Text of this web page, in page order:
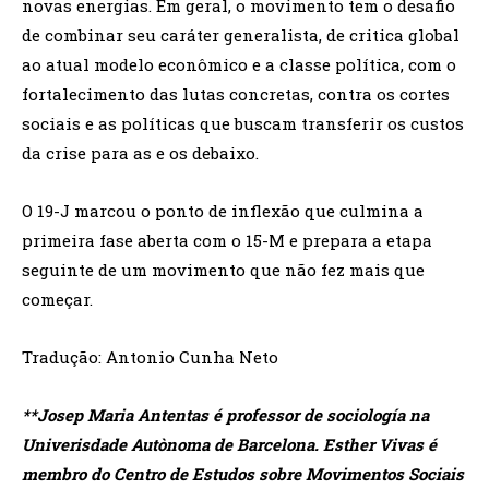
novas energias. Em geral, o movimento tem o desafio
de combinar seu caráter generalista, de critica global
ao atual modelo econômico e a classe política, com o
fortalecimento das lutas concretas, contra os cortes
sociais e as políticas que buscam transferir os custos
da crise para as e os debaixo.
O 19-J marcou o ponto de inflexão que culmina a
primeira fase aberta com o 15-M e prepara a etapa
seguinte de um movimento que não fez mais que
começar.
Tradução: Antonio Cunha Neto
**Josep Maria Antentas é professor de sociología na
Univerisdade Autònoma de Barcelona. Esther Vivas é
membro do Centro de Estudos sobre Movimentos Sociais